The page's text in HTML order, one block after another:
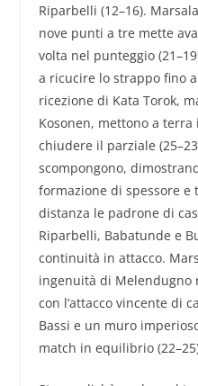
Riparbelli (12–16).
nove punti a tre mette
volta nel punteggio
a ricucire lo strappo fino
ricezione di Kata Torok,
Kosonen, mettono a
chiudere il parziale
scompongono,
formazione di spessore e
distanza le padrone di
Riparbelli, Babatunde e
continuità in attacco.
ingenuità di Melendugno
con l’attacco vincente di
Bassi e un muro
match in equilibrio